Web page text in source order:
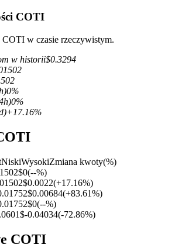
na akcje, forex, metale szlachetne i
na USDC
COTI
COTI w czasie rzeczywistym.
w historii$0.3294
0%
0%
+17.16%
NiskiWysokiZmiana kwoty(%)
$0(--%)
$0.0022(+17.16%)
$0.00684(+83.61%)
$0(--%)
$-0.04034(-72.86%)
COTI